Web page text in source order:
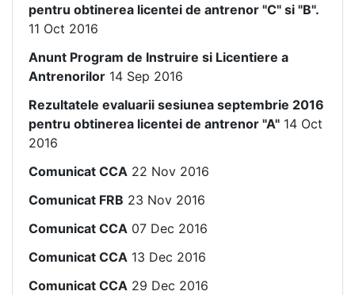
pentru obtinerea licentei de antrenor "C" si "B".
11 Oct 2016
Anunt Program de Instruire si Licentiere a
Antrenorilor 14 Sep 2016
Rezultatele evaluarii sesiunea septembrie 2016
pentru obtinerea licentei de antrenor "A" 14 Oct
2016
Comunicat CCA 22 Nov 2016
Comunicat FRB 23 Nov 2016
Comunicat CCA 07 Dec 2016
Comunicat CCA 13 Dec 2016
Comunicat CCA 29 Dec 2016